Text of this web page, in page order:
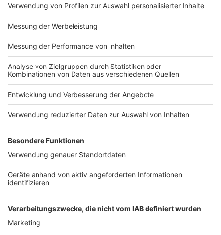
Impressum
Nutzungsbedingungen
Jobs
Presse
Werben
Archiv
ANTENNE BAYERN GROUP
Stiftung ANTENNE BAYERN
hilft
Teilnahmebedingungen
Kontakt
Studio-Hotline
Verkehrs-Hotline
Newsletter